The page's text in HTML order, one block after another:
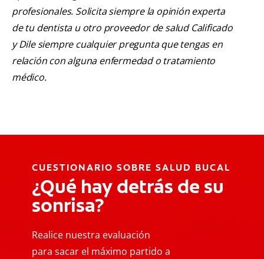
profesionales. Solicita siempre la opinión experta
de tu dentista u otro proveedor de salud Calificado
y Dile siempre cualquier pregunta que tengas en
relación con alguna enfermedad o tratamiento
médico.
CUESTIONARIO SOBRE SALUD BUCAL
¿Qué hay detrás de su
sonrisa?
Realice nuestra evaluación
para sacar el máximo partido a